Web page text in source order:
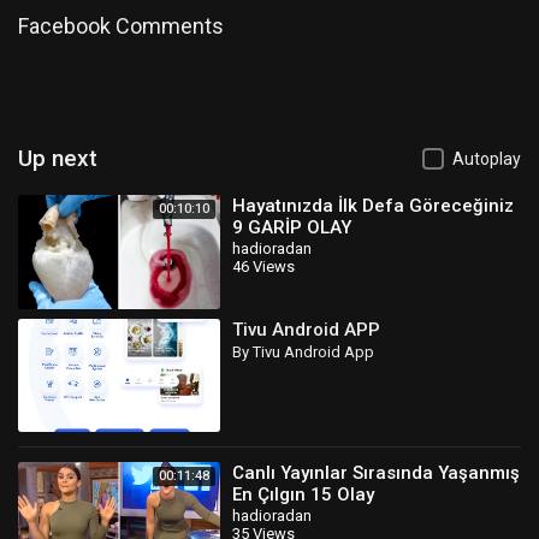
Facebook Comments
Up next Autoplay
00:10:10
Hayatınızda İlk Defa Göreceğiniz
9 GARİP OLAY
hadioradan
46 Views
Tivu Android APP
By Tivu Android App
00:11:48
Canlı Yayınlar Sırasında Yaşanmış
En Çılgın 15 Olay
hadioradan
35 Views